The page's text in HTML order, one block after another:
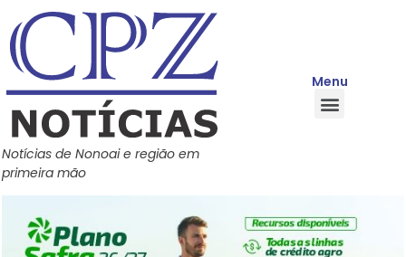
Notícias de Nonoai e região em
primeira mão
Menu